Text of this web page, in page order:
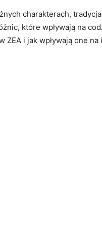
charakterach,
które wpływają⁣ na
i ‍jak wpływają one